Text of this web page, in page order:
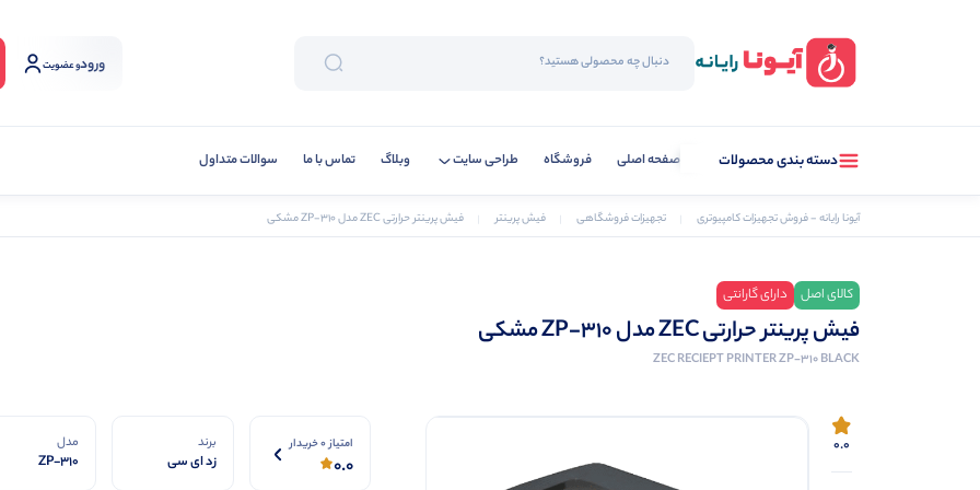
ورودو عضویت
دسته بندی محصولات صفحه اصلی فروشگاه طراحی سایت وبلاگ تماس با ما سوالات متداول
آیونا رایانه - فروش تجهیزات کامپیوتری تجهیزات فروشگاهی فیش پرینتر فیش پرینتر حرارتی ZEC مدل ZP-310 مشکی
کالای اصل دارای گارانتی
فیش پرینتر حرارتی ZEC مدل ZP-310 مشکی
ZEC RECIEPT PRINTER ZP-310 BLACK
0.0 امتیاز 0 خریدار
0.0
برند
زد ای سی
مدل
ZP-310